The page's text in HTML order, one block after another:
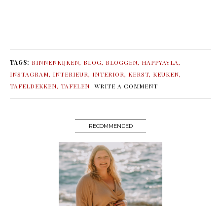
TAGS: BINNENKIJKEN, BLOG, BLOGGEN, HAPPYAYLA,
INSTAGRAM, INTERIEUR, INTERIOR, KERST, KEUKEN,
TAFELDEKKEN, TAFELEN WRITE A COMMENT
RECOMMENDED